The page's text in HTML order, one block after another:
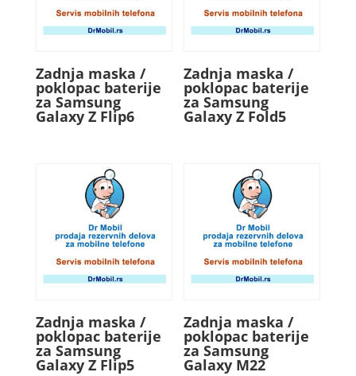
Zadnja maska /
poklopac baterije
za Samsung
Galaxy Z Flip6
Zadnja maska /
poklopac baterije
za Samsung
Galaxy Z Fold5
Zadnja maska /
poklopac baterije
za Samsung
Galaxy Z Flip5
Zadnja maska /
poklopac baterije
za Samsung
Galaxy M22